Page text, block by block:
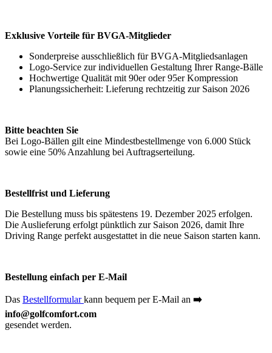
Exklusive Vorteile für BVGA-Mitglieder
Sonderpreise ausschließlich für BVGA-Mitgliedsanlagen
Logo-Service zur individuellen Gestaltung Ihrer Range-Bälle
Hochwertige Qualität mit 90er oder 95er Kompression
Planungssicherheit: Lieferung rechtzeitig zur Saison 2026
Bitte beachten Sie
Bei Logo-Bällen gilt eine Mindestbestellmenge von 6.000 Stück
sowie eine 50% Anzahlung bei Auftragserteilung.
Bestellfrist und Lieferung
Die Bestellung muss bis spätestens 19. Dezember 2025 erfolgen.
Die Auslieferung erfolgt pünktlich zur Saison 2026, damit Ihre
Driving Range perfekt ausgestattet in die neue Saison starten kann.
Bestellung einfach per E-Mail
Das Bestellformularkann bequem per E-Mail an ➡
info@golfcomfort.com
gesendet werden.